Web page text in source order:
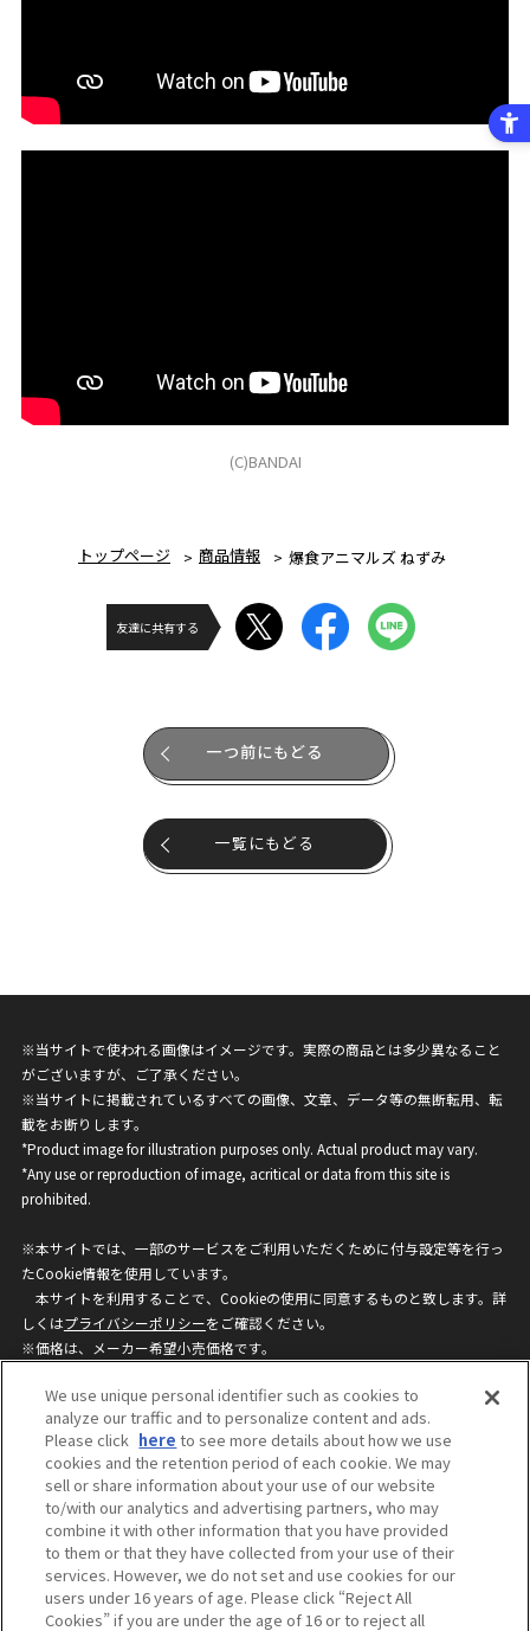
(C)BANDAI
トップページ 商品情報 爆食アニマルズ ねずみ
友達に共有する
一つ前にもどる
一覧にもどる
※当サイトで使われる画像はイメージです。実際の商品とは多少異なること
がございますが、ご了承ください。
※当サイトに掲載されているすべての画像、文章、データ等の無断転用、転
載をお断りします。
*Product image for illustration purposes only. Actual product may vary.
*Any use or reproduction of image, acritical or data from this site is
prohibited.
※本サイトでは、一部のサービスをご利用いただくために付与設定等を行っ
たCookie情報を使用しています。
本サイトを利用することで、Cookieの使用に同意するものと致します。詳
しくはプライバシーポリシーをご確認ください。
※価格は、メーカー希望小売価格です。
ざいますのでご了承ください。
privacypolicy
Do Not Sell or Share My
Personal Information
ウェブサイトご利用条件
ソーシャルメディアポリシー
個人情報保護方針
お問い合わせ
©BANDAI
We use unique personal identifier such as cookies to
analyze our traffic and to personalize content and ads.
Please click here to see more details about how we use
cookies and the retention period of each cookie. We may
sell or share information about your use of our website
to/with our analytics and advertising partners, who may
combine it with other information that you have provided
to them or that they have collected from your use of their
services. However, we do not set and use cookies for our
users under 16 years of age. Please click “Reject All
Cookies” if you are under the age of 16 or to reject all